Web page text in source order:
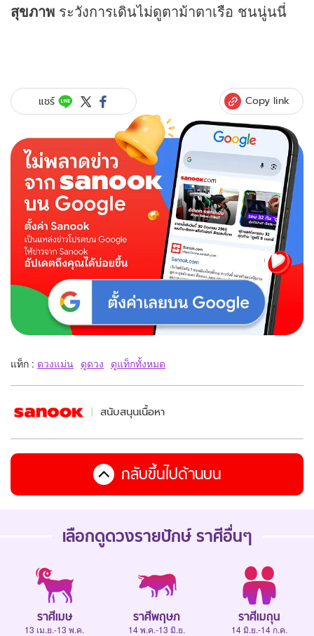
สุขภาพ ระวังการเดินไม่ดูตาม้าตาเรือ ชนนู่นนี่
แชร์ Copy link
แท็ก : ดวงแม่น ดูดวง ดูแท็กทั้งหมด
สนับสนุนเนื้อหา
กลับขึ้นไปด้านบน
เลือกดูดวงรายปักษ์ราศีอื่นๆ
ราศีเมษ
13 เม.ย.-13 พ.ค.
ราศีพฤษภ
14 พ.ค.-13 มิ.ย.
ราศีเมถุน
14 มิ.ย.-14 ก.ค.